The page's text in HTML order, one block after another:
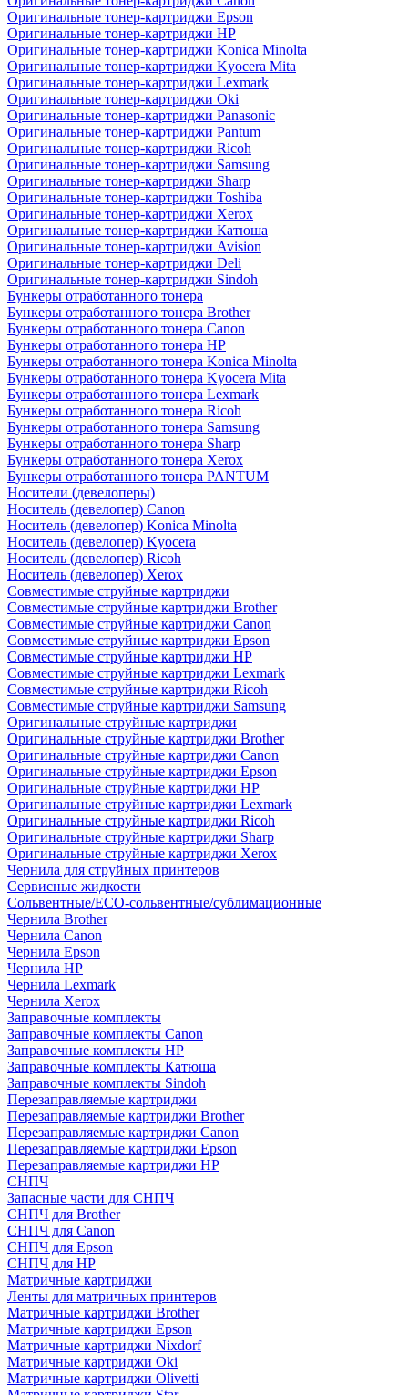
Оригинальные тонер-картриджи Epson
Оригинальные тонер-картриджи HP
Оригинальные тонер-картриджи Konica Minolta
Оригинальные тонер-картриджи Kyocera Mita
Оригинальные тонер-картриджи Lexmark
Оригинальные тонер-картриджи Oki
Оригинальные тонер-картриджи Panasonic
Оригинальные тонер-картриджи Pantum
Оригинальные тонер-картриджи Ricoh
Оригинальные тонер-картриджи Samsung
Оригинальные тонер-картриджи Sharp
Оригинальные тонер-картриджи Toshiba
Оригинальные тонер-картриджи Xerox
Оригинальные тонер-картриджи Катюша
Оригинальные тонер-картриджи Avision
Оригинальные тонер-картриджи Deli
Оригинальные тонер-картриджи Sindoh
Бункеры отработанного тонера
Бункеры отработанного тонера Brother
Бункеры отработанного тонера Canon
Бункеры отработанного тонера HP
Бункеры отработанного тонера Konica Minolta
Бункеры отработанного тонера Kyocera Mita
Бункеры отработанного тонера Lexmark
Бункеры отработанного тонера Ricoh
Бункеры отработанного тонера Samsung
Бункеры отработанного тонера Sharp
Бункеры отработанного тонера Xerox
Бункеры отработанного тонера PANTUM
Носители (девелоперы)
Носитель (девелопер) Canon
Носитель (девелопер) Konica Minolta
Носитель (девелопер) Kyocera
Носитель (девелопер) Ricoh
Носитель (девелопер) Xerox
Совместимые струйные картриджи
Совместимые струйные картриджи Brother
Совместимые струйные картриджи Canon
Совместимые струйные картриджи Epson
Совместимые струйные картриджи HP
Совместимые струйные картриджи Lexmark
Совместимые струйные картриджи Ricoh
Совместимые струйные картриджи Samsung
Оригинальные струйные картриджи
Оригинальные струйные картриджи Brother
Оригинальные струйные картриджи Canon
Оригинальные струйные картриджи Epson
Оригинальные струйные картриджи HP
Оригинальные струйные картриджи Lexmark
Оригинальные струйные картриджи Ricoh
Оригинальные струйные картриджи Sharp
Оригинальные струйные картриджи Xerox
Чернила для струйных принтеров
Сервисные жидкости
Сольвентные/ECO-сольвентные/сублимационные
Чернила Brother
Чернила Canon
Чернила Epson
Чернила HP
Чернила Lexmark
Чернила Xerox
Заправочные комплекты
Заправочные комплекты Canon
Заправочные комплекты HP
Заправочные комплекты Катюша
Заправочные комплекты Sindoh
Перезаправляемые картриджи
Перезаправляемые картриджи Brother
Перезаправляемые картриджи Canon
Перезаправляемые картриджи Epson
Перезаправляемые картриджи HP
СНПЧ
Запасные части для СНПЧ
СНПЧ для Brother
СНПЧ для Canon
СНПЧ для Epson
СНПЧ для HP
Матричные картриджи
Ленты для матричных принтеров
Матричные картриджи Brother
Матричные картриджи Epson
Матричные картриджи Nixdorf
Матричные картриджи Oki
Матричные картриджи Olivetti